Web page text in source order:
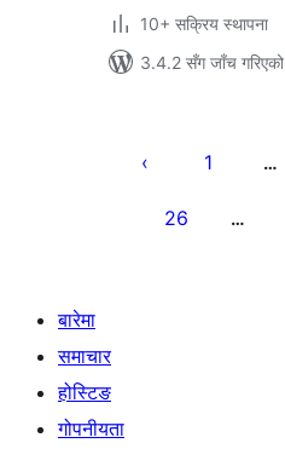
10+ सक्रिय स्थापना
3.4.2 सँग जाँच गरिएको
पृष्ठाङ्कन1 …
26 …
बारेमा
समाचार
होस्टिङ
गोपनीयता